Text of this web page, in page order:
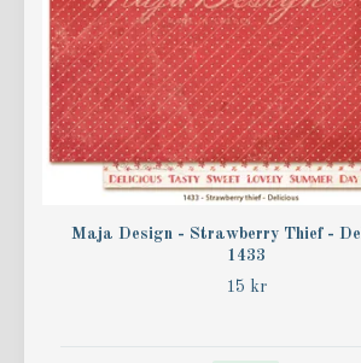
Maja Design - Strawberry Thief -
1433
15 kr